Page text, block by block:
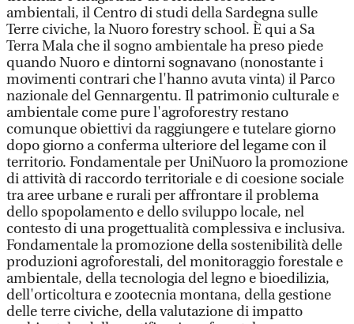
ambientali, il Centro di studi della Sardegna sulle
Terre civiche, la Nuoro forestry school. È qui a Sa
Terra Mala che il sogno ambientale ha preso piede
quando Nuoro e dintorni sognavano (nonostante i
movimenti contrari che l'hanno avuta vinta) il Parco
nazionale del Gennargentu. Il patrimonio culturale e
ambientale come pure l'agroforestry restano
comunque obiettivi da raggiungere e tutelare giorno
dopo giorno a conferma ulteriore del legame con il
territorio. Fondamentale per UniNuoro la promozione
di attività di raccordo territoriale e di coesione sociale
tra aree urbane e rurali per affrontare il problema
dello spopolamento e dello sviluppo locale, nel
contesto di una progettualità complessiva e inclusiva.
Fondamentale la promozione della sostenibilità delle
produzioni agroforestali, del monitoraggio forestale e
ambientale, della tecnologia del legno e bioedilizia,
dell'orticoltura e zootecnia montana, della gestione
delle terre civiche, della valutazione di impatto